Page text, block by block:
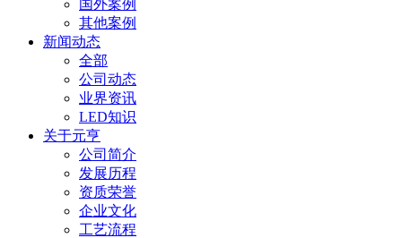
国外案例
其他案例
新闻动态
全部
公司动态
业界资讯
LED知识
关于元亨
公司简介
发展历程
资质荣誉
企业文化
工艺流程